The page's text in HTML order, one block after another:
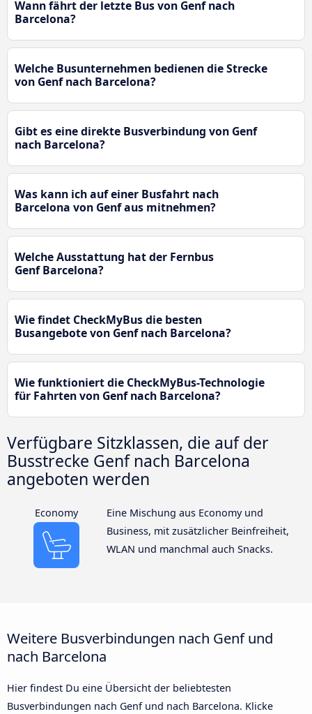
Wann fährt der letzte Bus von Genf nach
Barcelona?
Welche Busunternehmen bedienen die Strecke
von Genf nach Barcelona?
Gibt es eine direkte Busverbindung von Genf
nach Barcelona?
Was kann ich auf einer Busfahrt nach
Barcelona von Genf aus mitnehmen?
Welche Ausstattung hat der Fernbus
Genf Barcelona?
Wie findet CheckMyBus die besten
Busangebote von Genf nach Barcelona?
Wie funktioniert die CheckMyBus-Technologie
für Fahrten von Genf nach Barcelona?
Verfügbare Sitzklassen, die auf der
Busstrecke Genf nach Barcelona
angeboten werden
Economy
Eine Mischung aus Economy und
Business, mit zusätzlicher Beinfreiheit,
WLAN und manchmal auch Snacks.
Weitere Busverbindungen nach Genf und
nach Barcelona
Hier findest Du eine Übersicht der beliebtesten
Busverbindungen nach Genf und nach Barcelona. Klicke